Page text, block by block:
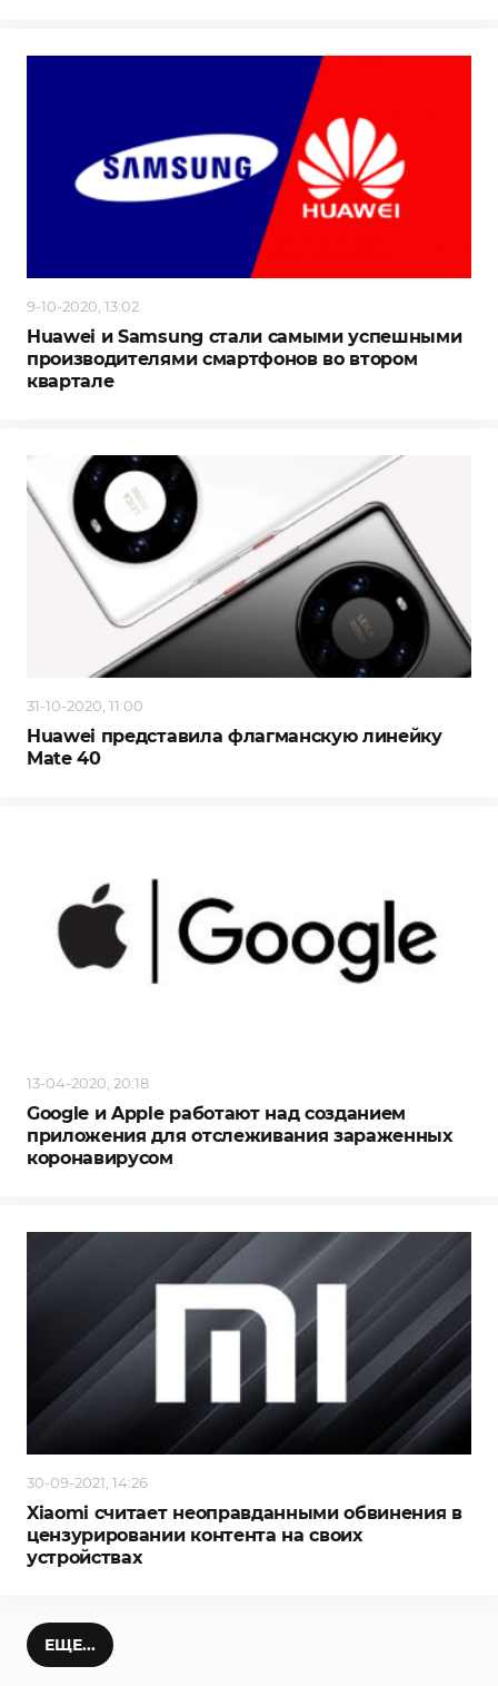
9-10-2020, 13:02
Huawei и Samsung стали самыми успешными
производителями смартфонов во втором
квартале
31-10-2020, 11:00
Huawei представила флагманскую линейку
Mate 40
13-04-2020, 20:18
Google и Apple работают над созданием
приложения для отслеживания зараженных
коронавирусом
30-09-2021, 14:26
Xiaomi считает неоправданными обвинения в
цензурировании контента на своих
устройствах
ЕЩЕ...